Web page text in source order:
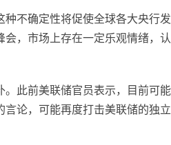
不确定性将促使全球各大央行
，市场上存在一定乐观情绪，
此前美联储官员表示，目前可
论，可能再度打击美联储的独立